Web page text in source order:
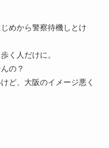
めから警察待機しとけ
く人だけに。
の？
ど、大阪のイメージ悪く